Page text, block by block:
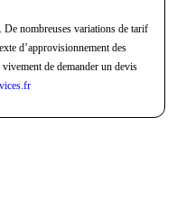
nombreuses variations de tarif
d’approvisionnement des
de demander un devis